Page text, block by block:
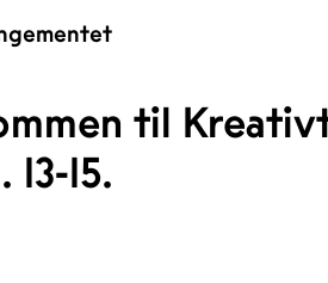
til
15.